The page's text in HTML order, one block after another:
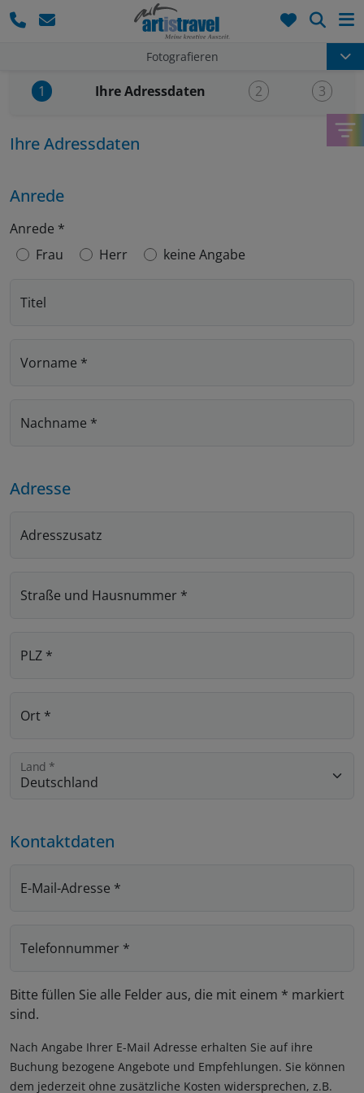
Fotografieren
1 Aktueller Schritt:
Ihre Adressdaten 2 3
Ihre Adressdaten
Anrede
Anrede *
Frau
Herr keine Angabe
Titel
Vorname *
Nachname *
Adresse
Adresszusatz
Straße und Hausnummer *
PLZ *
Ort *
Land *
Kontaktdaten
E-Mail-Adresse *
Telefonnummer *
Bitte füllen Sie alle Felder aus, die mit einem * markiert
sind.
Nach Angabe Ihrer E-Mail Adresse erhalten Sie auf ihre
Buchung bezogene Angebote und Empfehlungen. Sie können
dem jederzeit ohne zusätzliche Kosten widersprechen, z.B.